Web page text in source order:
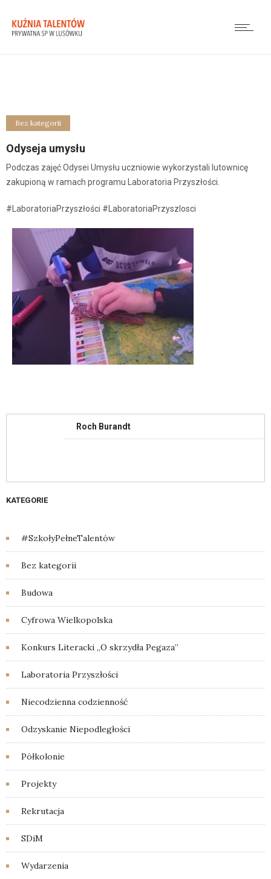
Bez kategorii
Odyseja umysłu
Podczas zajęć Odysei Umysłu uczniowie wykorzystali lutownicę
zakupioną w ramach programu Laboratoria Przyszłości.
#LaboratoriaPrzyszłości #LaboratoriaPrzyszlosci
Roch Burandt
KATEGORIE
#SzkołyPełneTalentów
Bez kategorii
Budowa
Cyfrowa Wielkopolska
Konkurs Literacki „O skrzydła Pegaza”
Laboratoria Przyszłości
Niecodzienna codzienność
Odzyskanie Niepodległości
Półkolonie
Projekty
Rekrutacja
SDiM
Wydarzenia